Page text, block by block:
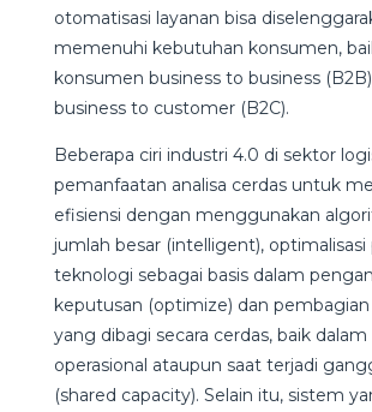
otomatisasi layanan bisa
memenuhi kebutuhan konsumen,
konsumen business to business
business to customer (B2C).
Beberapa ciri industri 4.0 di sektor
pemanfaatan analisa cerdas untuk
efisiensi dengan menggunakan
jumlah besar (intelligent),
teknologi sebagai basis dalam
keputusan (optimize) dan
yang dibagi secara cerdas, baik
operasional ataupun saat terjadi
(shared capacity). Selain itu, sistem